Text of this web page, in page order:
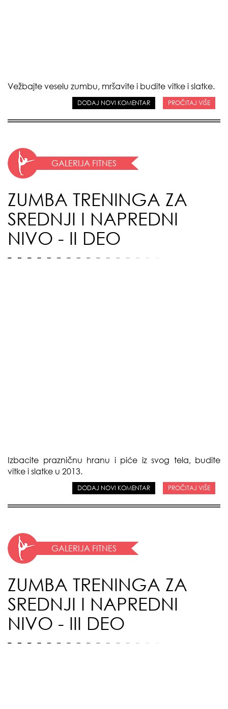
Vežbajte veselu zumbu, mršavite i budite vitke i slatke.
DODAJ NOVI KOMENTAR PROČITAJ VIŠE
GALERIJA FITNES
ZUMBA TRENINGA ZA
SREDNJI I NAPREDNI
NIVO - II DEO
Izbacite prazničnu hranu i piće iz svog tela, budite
vitke i slatke u 2013.
DODAJ NOVI KOMENTAR PROČITAJ VIŠE
GALERIJA FITNES
ZUMBA TRENINGA ZA
SREDNJI I NAPREDNI
NIVO - III DEO